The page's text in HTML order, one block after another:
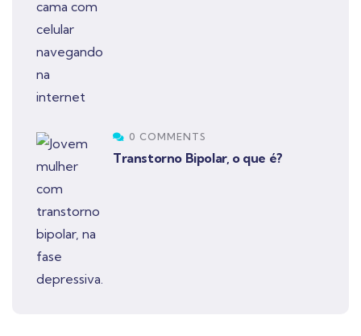
0 COMMENTS
Transtorno Bipolar, o que é?